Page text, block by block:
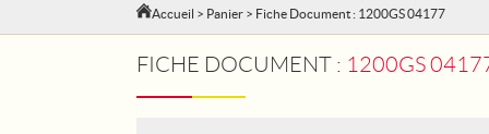
Accueil > Panier > Fiche Document : 1200GS 04177
FICHE DOCUMENT : 1200GS